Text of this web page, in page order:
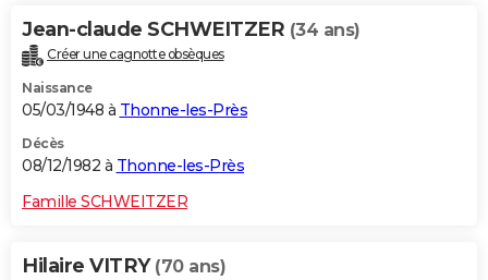
Jean-claude SCHWEITZER (34 ans)
Créer une cagnotte obsèques
Naissance
05/03/1948 à Thonne-les-Près
Décès
08/12/1982 à Thonne-les-Près
Famille SCHWEITZER
Hilaire VITRY (70 ans)